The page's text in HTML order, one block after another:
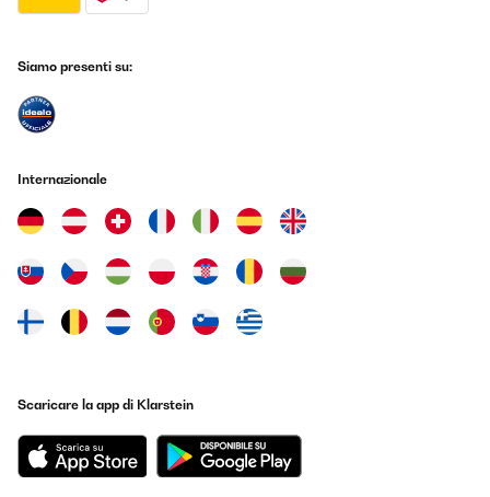
Siamo presenti su:
Internazionale
Scaricare la app di Klarstein